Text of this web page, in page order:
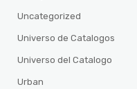
Uncategorized
Universo de Catalogos
Universo del Catalogo
Urban